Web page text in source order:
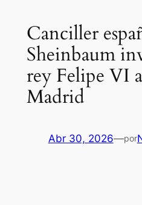
Canciller
Sheinbaum
rey Felipe VI
Madrid
Abr 30, 2026—por